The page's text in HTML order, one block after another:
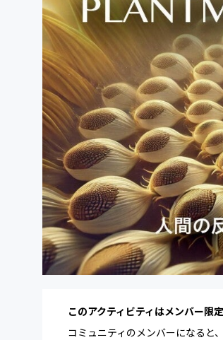
このアクティビティはメンバー限定
コミュニティのメンバーになると